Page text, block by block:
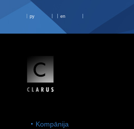
ру en
Kompānija